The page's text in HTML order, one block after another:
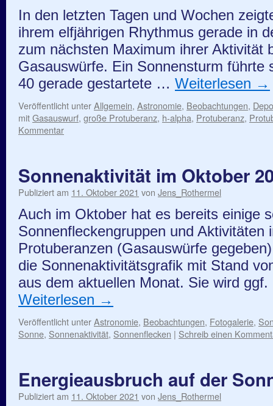
In den letzten Tagen und Wochen
ihrem elfjährigen Rhythmus gerade in
zum nächsten Maximum ihrer Aktivität
Gasauswürfe. Ein Sonnensturm führte
40 gerade gestartete … Weiterlesen →
Veröffentlicht unterAllgemein, Astronomie, Beobachtungen,
mitGasauswurf, große Protuberanz, h-alpha, Protuberanz,
Kommentar
Sonnenaktivität im Oktober
Publiziert am 11. Oktober 2021 von Jens_Rothermel
Auch im Oktober hat es bereits einige
Sonnenfleckengruppen und Aktivitäten
Protuberanzen (Gasauswürfe
die Sonnenaktivitätsgrafik mit Stand
aus dem aktuellen Monat. Sie wird
Weiterlesen →
Veröffentlicht unterAstronomie, Beobachtungen, Fotogalerie,
Sonne, Sonnenaktivität, Sonnenflecken | Schreib einen
Energieausbruch auf der
Publiziert am 11. Oktober 2021 von Jens_Rothermel